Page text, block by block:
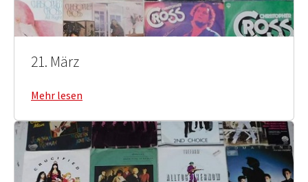
21. März
Mehr lesen